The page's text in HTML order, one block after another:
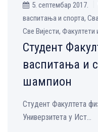
5. септембар 2017.
васпитања и спорта,
Све Вијести, Факултети
Студент
васпитања и
шампион
Студент Факултета
Универзитета у Ист...